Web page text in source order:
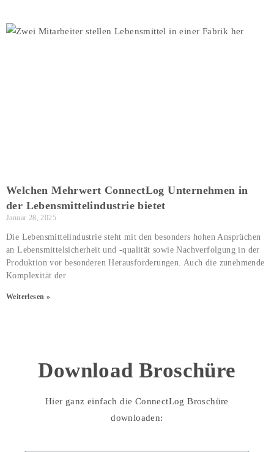
Welchen Mehrwert ConnectLog Unternehmen in
der Lebensmittelindustrie bietet
Januar 28, 2025
Die Lebensmittelindustrie steht mit den besonders hohen Ansprüchen
an Lebensmittelsicherheit und -qualität sowie Nachverfolgung in der
Produktion vor besonderen Herausforderungen. Auch die zunehmende
Komplexität der
Weiterlesen »
Download Broschüre
Hier ganz einfach die ConnectLog Broschüre
downloaden: